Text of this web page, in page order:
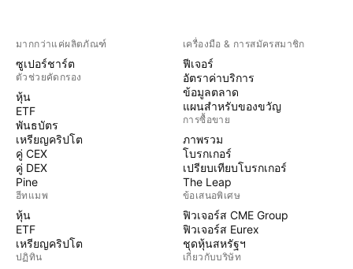
มากกว่าแค่ผลิตภัณฑ์
ซูเปอร์ชาร์ต
ตัวช่วยคัดกรอง
หุ้น
ETF
พันธบัตร
เหรียญคริปโต
คู่ CEX
คู่ DEX
Pine
ฮีทแมพ
หุ้น
ETF
เหรียญคริปโต
ปฏิทิน
เครื่องมือ & การสมัครสมาชิก
ฟีเจอร์
อัตราค่าบริการ
ข้อมูลตลาด
แผนสำหรับของขวัญ
การซื้อขาย
ภาพรวม
โบรกเกอร์
เปรียบเทียบโบรกเกอร์
The Leap
ข้อเสนอพิเศษ
ฟิวเจอร์ส CME Group
ฟิวเจอร์ส Eurex
ชุดหุ้นสหรัฐฯ
เกี่ยวกับบริษัท